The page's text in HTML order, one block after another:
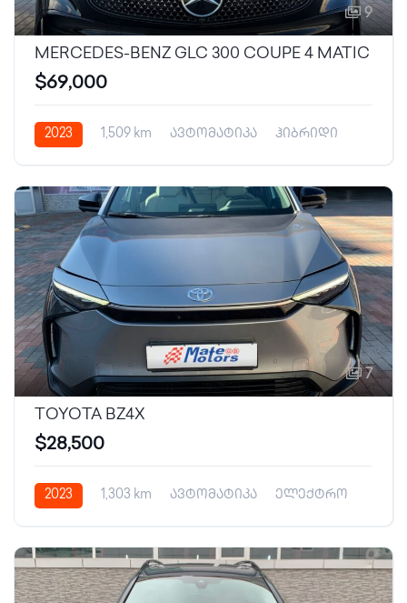
9
MERCEDES-BENZ GLC 300 COUPE 4 MATIC
$69,000
2023 1,509 km ავტომატიკა ჰიბრიდი
7
TOYOTA BZ4X
$28,500
2023 1,303 km ავტომატიკა ელექტრო